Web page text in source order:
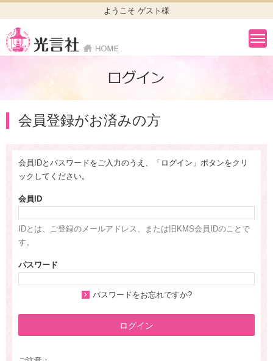
ようこそ ゲスト様
会員登録がお済みの方
会員IDとパスワードをご入力のうえ、「ログイン」ボタンをクリ
ックしてください。
会員ID
IDとは、ご登録のメールアドレス、または旧KMS会員IDのことで
す。
パスワード
パスワードをお忘れですか?
ログイン